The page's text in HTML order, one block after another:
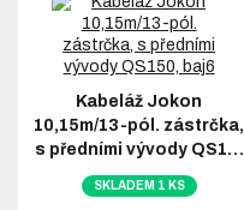
Kabeláž Jokon
10,15m/13-pól. zástrčka,
s předními vývody QS1…
SKLADEM 1 KS